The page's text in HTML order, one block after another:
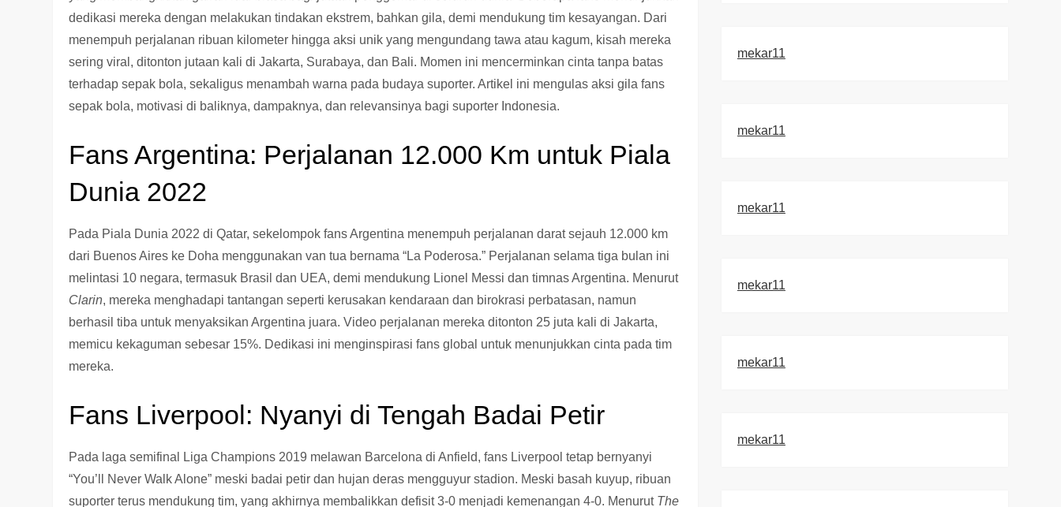
dedikasi mereka dengan melakukan tindakan ekstrem, bahkan gila, demi mendukung tim kesayangan. Dari
menempuh perjalanan ribuan kilometer hingga aksi unik yang mengundang tawa atau kagum, kisah mereka
sering viral, ditonton jutaan kali di Jakarta, Surabaya, dan Bali. Momen ini mencerminkan cinta tanpa batas
terhadap sepak bola, sekaligus menambah warna pada budaya suporter. Artikel ini mengulas aksi gila fans
sepak bola, motivasi di baliknya, dampaknya, dan relevansinya bagi suporter Indonesia.
Fans Argentina: Perjalanan 12.000 Km untuk Piala
Dunia 2022
Pada Piala Dunia 2022 di Qatar, sekelompok fans Argentina menempuh perjalanan darat sejauh 12.000 km
dari Buenos Aires ke Doha menggunakan van tua bernama “La Poderosa.” Perjalanan selama tiga bulan ini
melintasi 10 negara, termasuk Brasil dan UEA, demi mendukung Lionel Messi dan timnas Argentina. Menurut
Clarin, mereka menghadapi tantangan seperti kerusakan kendaraan dan birokrasi perbatasan, namun
berhasil tiba untuk menyaksikan Argentina juara. Video perjalanan mereka ditonton 25 juta kali di Jakarta,
memicu kekaguman sebesar 15%. Dedikasi ini menginspirasi fans global untuk menunjukkan cinta pada tim
mereka.
Fans Liverpool: Nyanyi di Tengah Badai Petir
Pada laga semifinal Liga Champions 2019 melawan Barcelona di Anfield, fans Liverpool tetap bernyanyi
“You’ll Never Walk Alone” meski badai petir dan hujan deras mengguyur stadion. Meski basah kuyup, ribuan
suporter terus mendukung tim, yang akhirnya membalikkan defisit 3-0 menjadi kemenangan 4-0. Menurut The
mekar11
mekar11
mekar11
mekar11
mekar11
mekar11